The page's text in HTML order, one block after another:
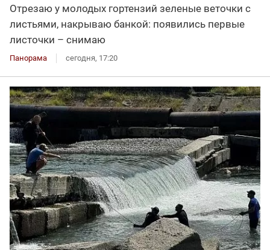
Отрезаю у молодых гортензий зеленые веточки с
листьями, накрываю банкой: появились первые
листочки – снимаю
Панорама сегодня, 17:20